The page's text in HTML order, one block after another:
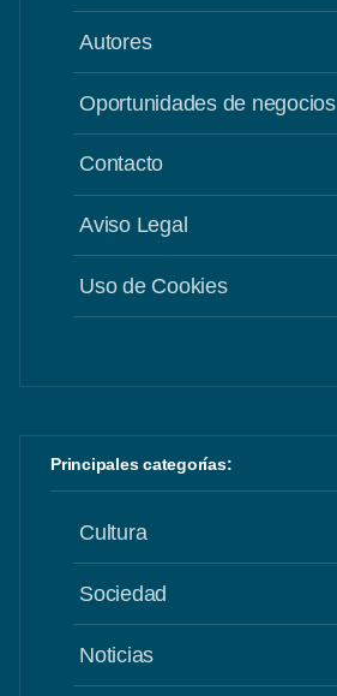
Autores
Oportunidades de negocios
Contacto
Aviso Legal
Uso de Cookies
Principales categorías:
Cultura
Sociedad
Noticias